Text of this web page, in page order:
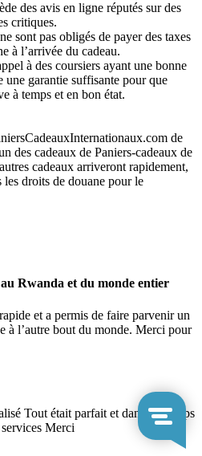
des avis en ligne réputés sur des
critiques.
sont pas obligés de payer des taxes
à l’arrivée du cadeau.
à des coursiers ayant une bonne
une garantie suffisante pour que
à temps et en bon état.
de
des cadeaux de Paniers-cadeaux de
cadeaux arriveront rapidement,
les droits de douane pour le
Rwanda et du monde entier
et a permis de faire parvenir un
à l’autre bout du monde. Merci pour
Tout était parfait et dans les temps
Merci